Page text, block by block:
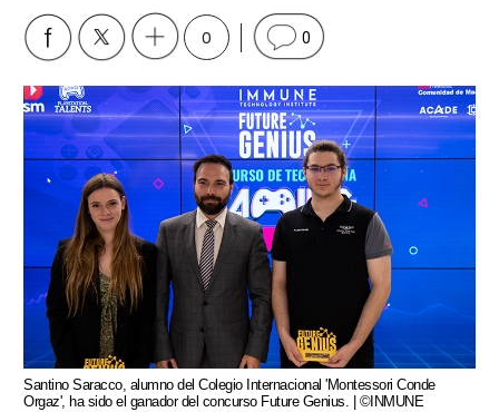
0 0
Santino Saracco, alumno del Colegio Internacional 'Montessori Conde
Orgaz', ha sido el ganador del concurso Future Genius. | ©INMUNE